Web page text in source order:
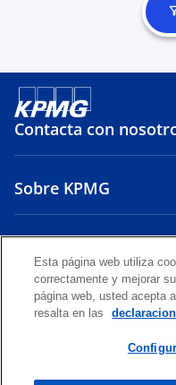
Contacta con
Sobre KPMG
s
e
b
firma miembro de la
Esta página web utiliza
correctamente y mejorar
página web, usted acepta
resalta en las